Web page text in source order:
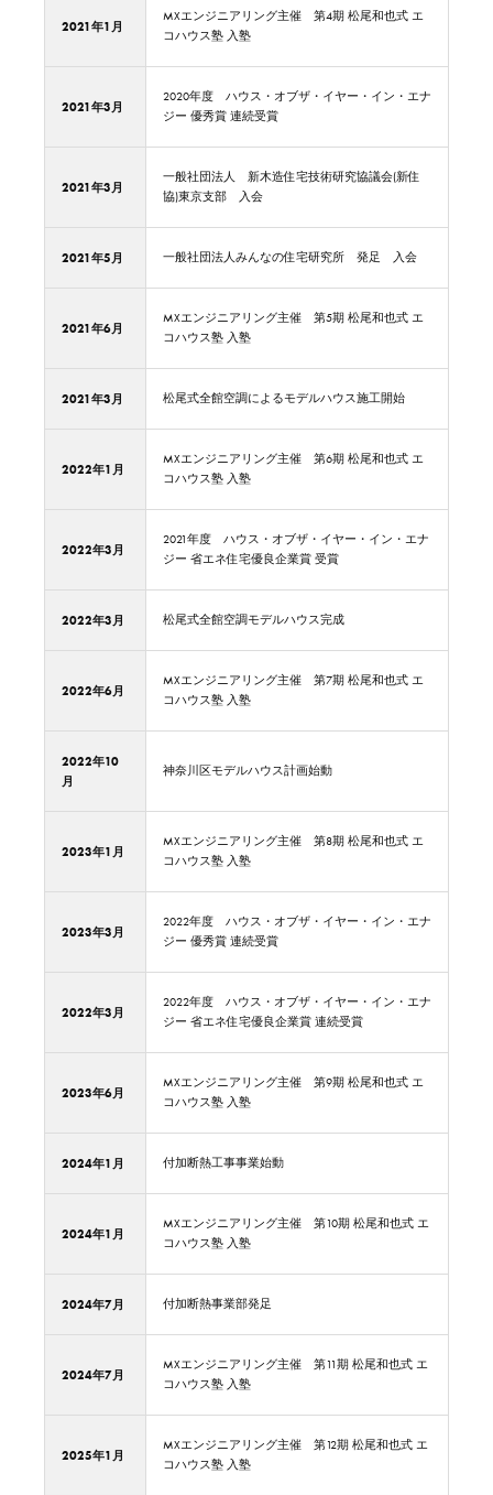
2021年1月
MXエンジニアリング主催 第4期 松尾和也式 エ
コハウス塾 入塾
2021年3月
2020年度 ハウス・オブザ・イヤー・イン・エナ
ジー 優秀賞 連続受賞
2021年3月
一般社団法人 新木造住宅技術研究協議会(新住
協)東京支部 入会
2021年5月 一般社団法人みんなの住宅研究所 発足 入会
2021年6月
MXエンジニアリング主催 第5期 松尾和也式 エ
コハウス塾 入塾
2021年3月 松尾式全館空調によるモデルハウス施工開始
2022年1月
MXエンジニアリング主催 第6期 松尾和也式 エ
コハウス塾 入塾
2022年3月
2021年度 ハウス・オブザ・イヤー・イン・エナ
ジー 省エネ住宅優良企業賞 受賞
2022年3月 松尾式全館空調モデルハウス完成
2022年6月
MXエンジニアリング主催 第7期 松尾和也式 エ
コハウス塾 入塾
2022年10
月
神奈川区モデルハウス計画始動
2023年1月
MXエンジニアリング主催 第8期 松尾和也式 エ
コハウス塾 入塾
2023年3月
2022年度 ハウス・オブザ・イヤー・イン・エナ
ジー 優秀賞 連続受賞
2022年3月
2022年度 ハウス・オブザ・イヤー・イン・エナ
ジー 省エネ住宅優良企業賞 連続受賞
2023年6月
MXエンジニアリング主催 第9期 松尾和也式 エ
コハウス塾 入塾
2024年1月 付加断熱工事事業始動
2024年1月
MXエンジニアリング主催 第10期 松尾和也式 エ
コハウス塾 入塾
2024年7月 付加断熱事業部発足
2024年7月
MXエンジニアリング主催 第11期 松尾和也式 エ
コハウス塾 入塾
2025年1月
MXエンジニアリング主催 第12期 松尾和也式 エ
コハウス塾 入塾